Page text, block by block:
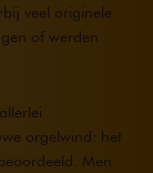
veel originele
of werden
orgelwind: het
Men